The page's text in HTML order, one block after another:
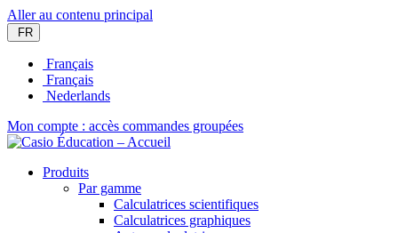
Aller au contenu principal
FR
Français
Français
Nederlands
Mon compte : accès commandes groupées
Produits
Par gamme
Calculatrices scientifiques
Calculatrices graphiques